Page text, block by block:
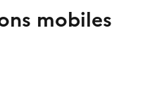
mobiles